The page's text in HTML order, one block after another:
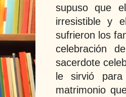
supuso que
irresistible y
sufrieron los
celebración
sacerdote
le sirvió
matrimonio